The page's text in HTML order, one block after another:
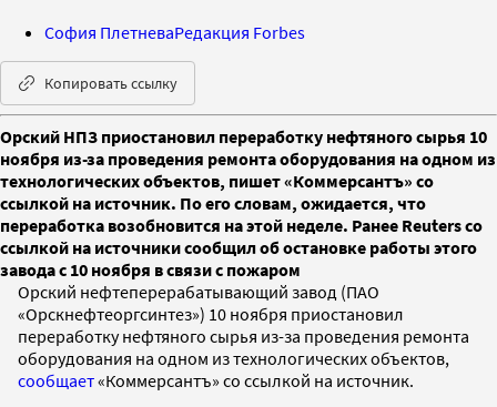
София ПлетневаРедакция Forbes
Копировать ссылку
Орский НПЗ приостановил переработку нефтяного сырья 10
ноября из-за проведения ремонта оборудования на одном из
технологических объектов, пишет «Коммерсантъ» со
ссылкой на источник. По его словам, ожидается, что
переработка возобновится на этой неделе. Ранее Reuters со
ссылкой на источники сообщил об остановке работы этого
завода с 10 ноября в связи с пожаром
Орский нефтеперерабатывающий завод (ПАО
«Орскнефтеоргсинтез») 10 ноября приостановил
переработку нефтяного сырья из-за проведения ремонта
оборудования на одном из технологических объектов,
сообщает«Коммерсантъ» со ссылкой на источник.